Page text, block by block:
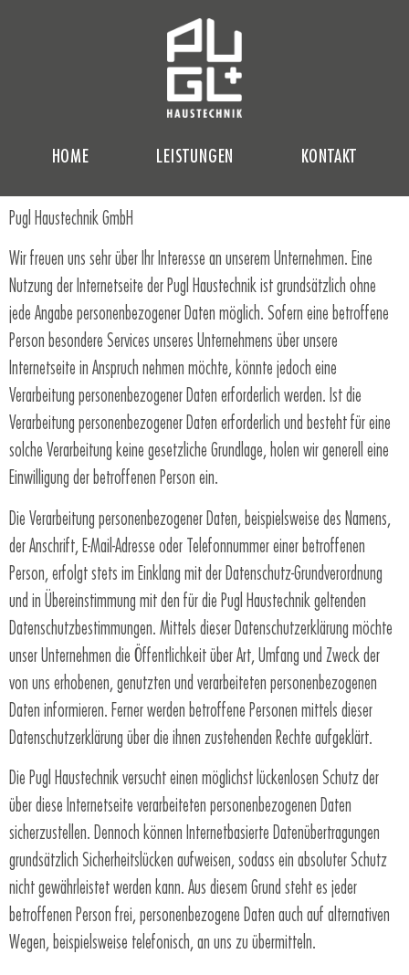
HOME LEISTUNGEN KONTAKT
Pugl Haustechnik GmbH
Wir freuen uns sehr über Ihr Interesse an unserem Unternehmen. Eine
Nutzung der Internetseite der Pugl Haustechnik ist grundsätzlich ohne
jede Angabe personenbezogener Daten möglich. Sofern eine betroffene
Person besondere Services unseres Unternehmens über unsere
Internetseite in Anspruch nehmen möchte, könnte jedoch eine
Verarbeitung personenbezogener Daten erforderlich werden. Ist die
Verarbeitung personenbezogener Daten erforderlich und besteht für eine
solche Verarbeitung keine gesetzliche Grundlage, holen wir generell eine
Einwilligung der betroffenen Person ein.
Die Verarbeitung personenbezogener Daten, beispielsweise des Namens,
der Anschrift, E-Mail-Adresse oder Telefonnummer einer betroffenen
Person, erfolgt stets im Einklang mit der Datenschutz-Grundverordnung
und in Übereinstimmung mit den für die Pugl Haustechnik geltenden
Datenschutzbestimmungen. Mittels dieser Datenschutzerklärung möchte
unser Unternehmen die Öffentlichkeit über Art, Umfang und Zweck der
von uns erhobenen, genutzten und verarbeiteten personenbezogenen
Daten informieren. Ferner werden betroffene Personen mittels dieser
Datenschutzerklärung über die ihnen zustehenden Rechte aufgeklärt.
Die Pugl Haustechnik versucht einen möglichst lückenlosen Schutz der
über diese Internetseite verarbeiteten personenbezogenen Daten
sicherzustellen. Dennoch können Internetbasierte Datenübertragungen
grundsätzlich Sicherheitslücken aufweisen, sodass ein absoluter Schutz
nicht gewährleistet werden kann. Aus diesem Grund steht es jeder
betroffenen Person frei, personenbezogene Daten auch auf alternativen
Wegen, beispielsweise telefonisch, an uns zu übermitteln.